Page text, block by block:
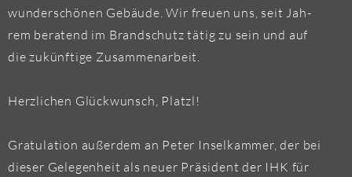
wun­der­schö­nen Ge­bäu­de. Wir freu­en uns, seit Jah­
rem be­ra­tend im Brand­schutz tätig zu sein und auf
die zu­künf­ti­ge Zu­sam­men­ar­beit.
Herz­li­chen Glück­wunsch, Platzl!
Gra­tu­la­ti­on au­ßer­dem an Peter In­sel­kam­mer, der bei
die­ser Ge­le­gen­heit als neuer Prä­si­dent der IHK für